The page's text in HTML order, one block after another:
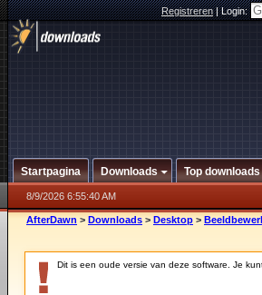
Registreren|Login:
Startpagina Downloads Top downloads
8/9/2026 6:55:40 AM
AfterDawn > Downloads > Desktop >
Dit is een oude versie van deze software. Je